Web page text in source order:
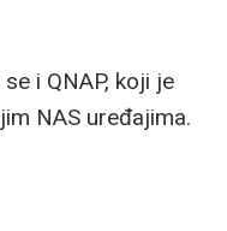
i QNAP, koji je
NAS uređajima.